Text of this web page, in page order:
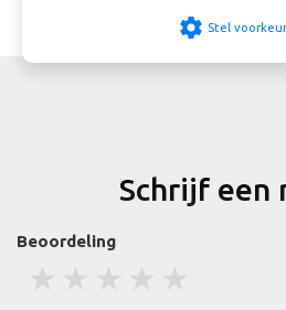
Schrijf een
Beoordeling
4 stars
3 stars
2 stars
1 stars
settings Stel